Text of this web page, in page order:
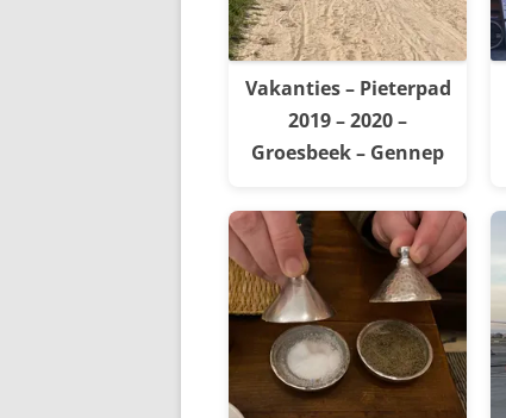
Vakanties – Pieterpad
2019 – 2020 –
Groesbeek – Gennep